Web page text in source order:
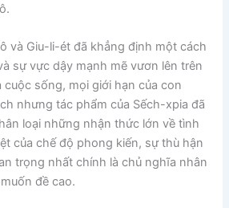
và Giu-li-ét đã khẳng định một cách
sự vực dậy mạnh mẽ vươn lên trên
cuộc sống, mọi giới hạn của con
nhưng tác phẩm của Sếch-xpia đã
loại những nhận thức lớn về tình
của chế độ phong kiến, sự thù hận
trọng nhất chính là chủ nghĩa nhân
đề cao.